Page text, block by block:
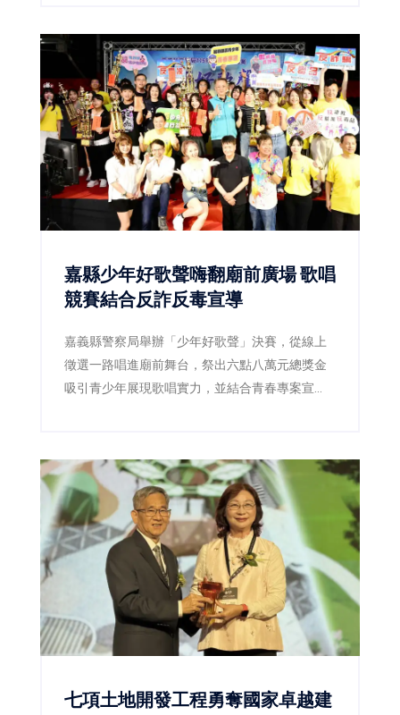
嘉縣少年好歌聲嗨翻廟前廣場 歌唱
競賽結合反詐反毒宣導
嘉義縣警察局舉辦「少年好歌聲」決賽，從線上
徵選一路唱進廟前舞台，祭出六點八萬元總獎金
吸引青少年展現歌唱實力，並結合青春專案宣
七項土地開發工程勇奪國家卓越建